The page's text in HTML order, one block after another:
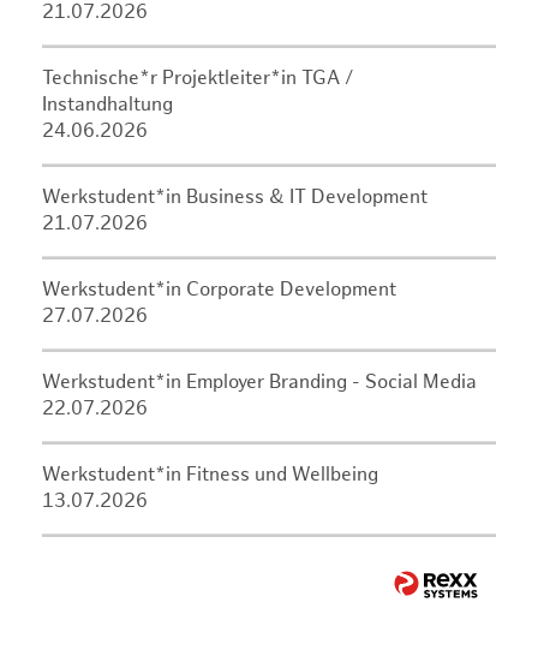
21.07.2026
Technische*r Projektleiter*in TGA /
Instandhaltung
24.06.2026
Werkstudent*in Business & IT Development
21.07.2026
Werkstudent*in Corporate Development
27.07.2026
Werkstudent*in Employer Branding - Social Media
22.07.2026
Werkstudent*in Fitness und Wellbeing
13.07.2026